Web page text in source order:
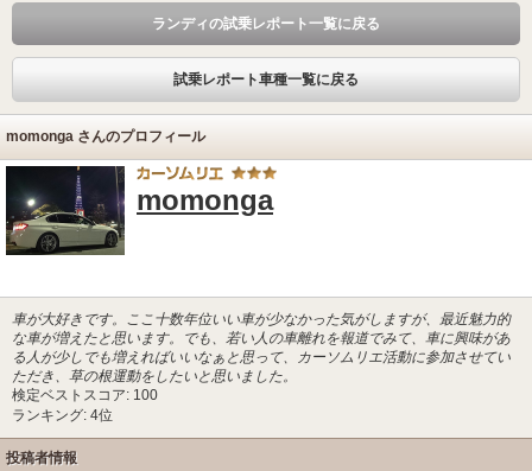
ランディの試乗レポート一覧に戻る
試乗レポート車種一覧に戻る
momonga さんのプロフィール
momonga
車が大好きです。ここ十数年位いい車が少なかった気がしますが、最近魅力的
な車が増えたと思います。でも、若い人の車離れを報道でみて、車に興味があ
る人が少しでも増えればいいなぁと思って、カーソムリエ活動に参加させてい
ただき、草の根運動をしたいと思いました。
検定ベストスコア: 100
ランキング: 4位
投稿者情報